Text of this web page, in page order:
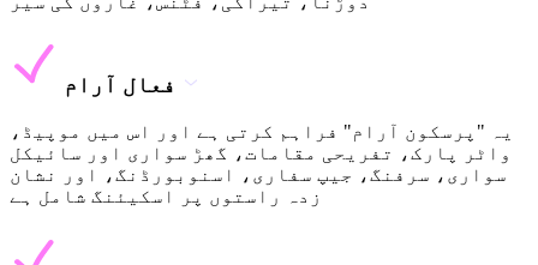
فعال آرام
یہ "پرسکون آرام" فراہم کرتی ہے اور اس میں موپیڈ،
واٹر پارک، تفریحی مقامات، گھڑ سواری اور سائیکل
سواری، سرفنگ، جیپ سفاری، اسنوبورڈنگ، اور نشان
زدہ راستوں پر اسکیئنگ شامل ہے